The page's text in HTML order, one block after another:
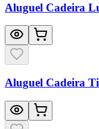
Aluguel Cadeira
Aluguel Cadeira